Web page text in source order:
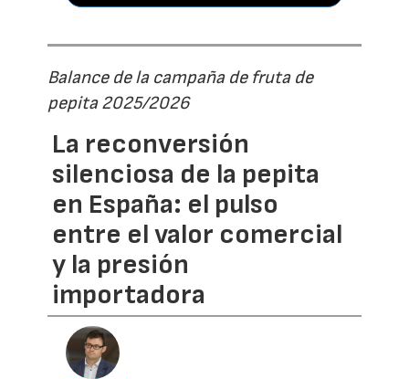
Balance de la campaña de fruta de
pepita 2025/2026
La reconversión
silenciosa de la pepita
en España: el pulso
entre el valor comercial
y la presión
importadora